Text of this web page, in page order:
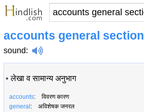
accounts general section
sound:
•लेखा व सामान्य अनुभाग
accounts: विवरण कारण
general : अविशेषक जनरल